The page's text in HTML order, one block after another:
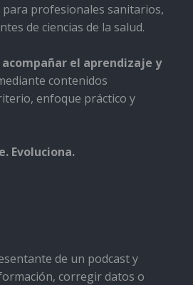
para profesionales sanitarios,
de ciencias de la salud.
acompañar el aprendizaje y
contenidos
enfoque práctico y
Evoluciona.
de un podcast y
corregir datos o